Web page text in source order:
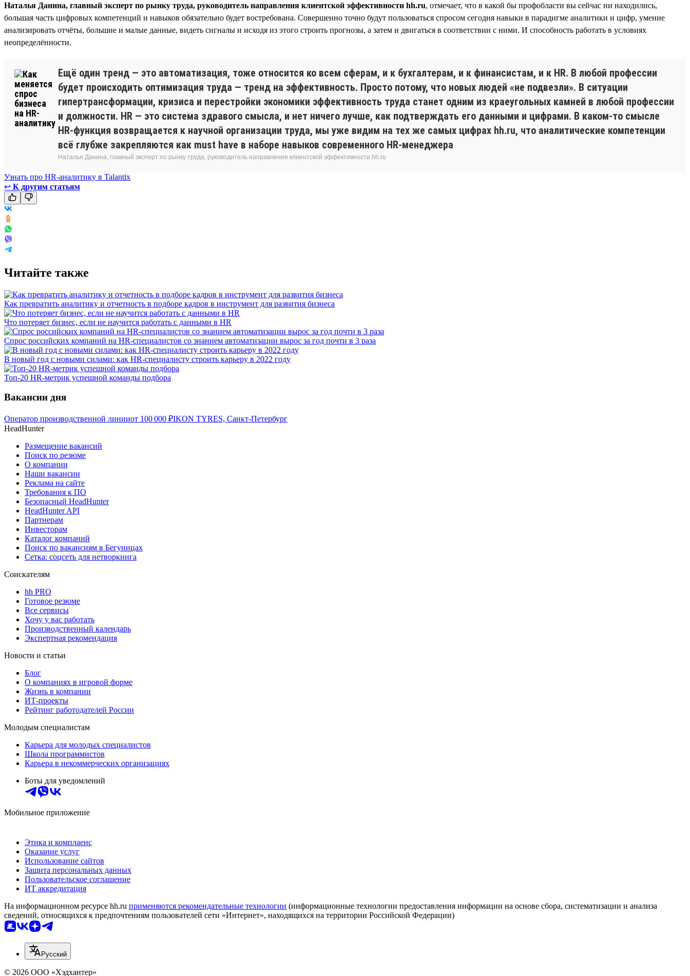
Наталья Данина, главный эксперт по рынку труда, руководитель направления клиентской эффективности hh.ru, отмечает, что в какой бы профобласти вы сейчас ни находились,
большая часть цифровых компетенций и навыков обязательно будет востребована. Совершенно точно будут пользоваться спросом сегодня навыки в парадигме аналитики и цифр, умение
анализировать отчёты, большие и малые данные, видеть сигналы и исходя из этого строить прогнозы, а затем и двигаться в соответствии с ними. И способность работать в условиях
неопределённости.
Ещё один тренд — это автоматизация, тоже относится ко всем сферам, и к бухгалтерам, и к финансистам, и к HR. В любой профессии
будет происходить оптимизация труда — тренд на эффективность. Просто потому, что новых людей «не подвезли». В ситуации
гипертрансформации, кризиса и перестройки экономики эффективность труда станет одним из краеугольных камней в любой профессии
и должности. HR — это система здравого смысла, и нет ничего лучше, как подтверждать его данными и цифрами. В каком-то смысле
HR-функция возвращается к научной организации труда, мы уже видим на тех же самых цифрах hh.ru, что аналитические компетенции
всё глубже закрепляются как must have в наборе навыков современного HR-менеджера
Наталья Данина, главный эксперт по рынку труда, руководитель направления клиентской эффективности hh.ru
Узнать про HR-аналитику в Talantix
↩ К другим статьям
Читайте также
Как превратить аналитику и отчетность в подборе кадров в инструмент для развития бизнеса
Что потеряет бизнес, если не научится работать с данными в HR
Спрос российских компаний на HR-специалистов со знанием автоматизации вырос за год почти в 3 раза
В новый год с новыми силами: как HR-специалисту строить карьеру в 2022 году
Топ-20 HR-метрик успешной команды подбора
Вакансии дня
Оператор производственной линииот 100 000 ₽IKON TYRES, Санкт-Петербург
HeadHunter
Размещение вакансий
Поиск по резюме
О компании
Наши вакансии
Реклама на сайте
Требования к ПО
Безопасный HeadHunter
HeadHunter API
Партнерам
Инвесторам
Каталог компаний
Поиск по вакансиям в Бегуницах
Сетка: соцсеть для нетворкинга
Соискателям
hh PRO
Готовое резюме
Все сервисы
Хочу у вас работать
Производственный календарь
Экспертная рекомендация
Новости и статьи
Блог
О компаниях в игровой форме
Жизнь в компании
ИТ-проекты
Рейтинг работодателей России
Молодым специалистам
Карьера для молодых специалистов
Школа программистов
Карьера в некоммерческих организациях
Боты для уведомлений
Мобильное приложение
Этика и комплаенс
Оказание услуг
Использование сайтов
Защита персональных данных
Пользовательское соглашение
ИТ аккредитация
На информационном ресурсе hh.ru применяются рекомендательные технологии (информационные технологии предоставления информации на основе сбора, систематизации и анализа
сведений, относящихся к предпочтениям пользователей сети «Интернет», находящихся на территории Российской Федерации)
Русский
© 2026 ООО «Хэдхантер»